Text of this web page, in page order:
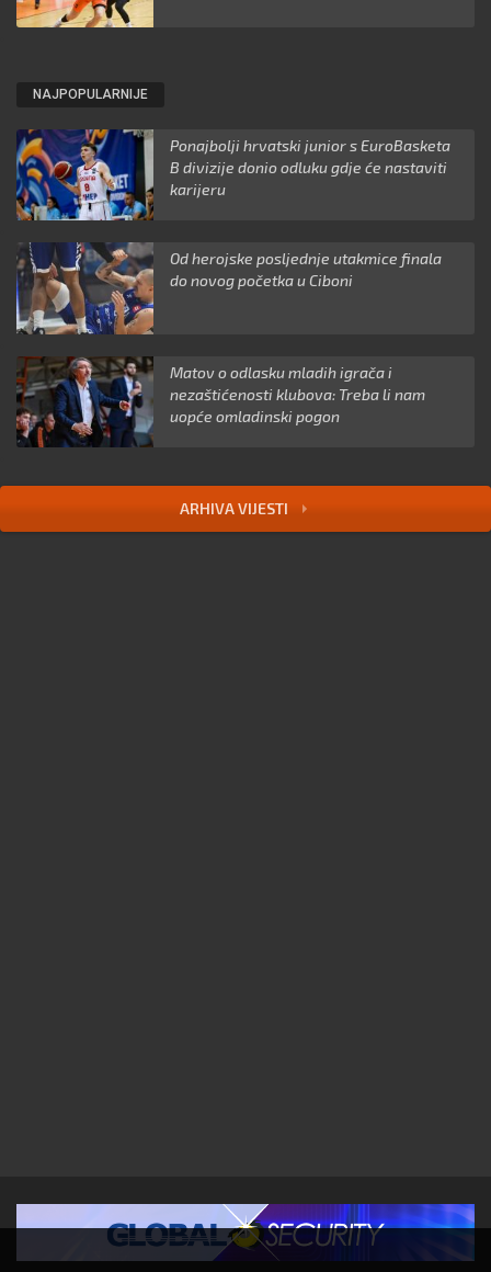
NAJPOPULARNIJE
Ponajbolji hrvatski junior s EuroBasketa
B divizije donio odluku gdje će nastaviti
karijeru
Od herojske posljednje utakmice finala
do novog početka u Ciboni
Matov o odlasku mladih igrača i
nezaštićenosti klubova: Treba li nam
uopće omladinski pogon
ARHIVA VIJESTI